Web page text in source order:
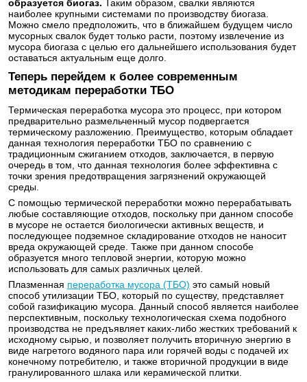
образуется биогаз. Таким образом, свалки являются
наиболее крупными системами по производству биогаза.
Можно смело предположить, что в ближайшем будущем число
мусорных свалок будет только расти, поэтому извлечение из
мусора биогаза с целью его дальнейшего использования будет
оставаться актуальным еще долго.
Теперь перейдем к более современным
методикам переработки ТБО
Термическая переработка мусора это процесс, при котором
предварительно размельченный мусор подвергается
термическому разложению. Преимущество, которым обладает
данная технология переработки ТБО по сравнению с
традиционным сжиганием отходов, заключается, в первую
очередь в том, что данная технология более эффективна с
точки зрения предотвращения загрязнений окружающей
среды.
С помощью термической переработки можно перерабатывать
любые составляющие отходов, поскольку при данном способе
в мусоре не остается биологически активных веществ, и
последующее подземное складирование отходов не наносит
вреда окружающей среде. Также при данном способе
образуется много тепловой энергии, которую можно
использовать для самых различных целей.
Плазменная переработка мусора (ТБО) это самый новый
способ утилизации ТБО, который по существу, представляет
собой газификацию мусора. Данный способ является наиболее
перспективным, поскольку технологическая схема подобного
производства не предъявляет каких-либо жестких требований к
исходному сырью, и позволяет получить вторичную энергию в
виде нагретого водяного пара или горячей воды с подачей их
конечному потребителю, и также вторичной продукции в виде
гранулированного шлака или керамической плитки.